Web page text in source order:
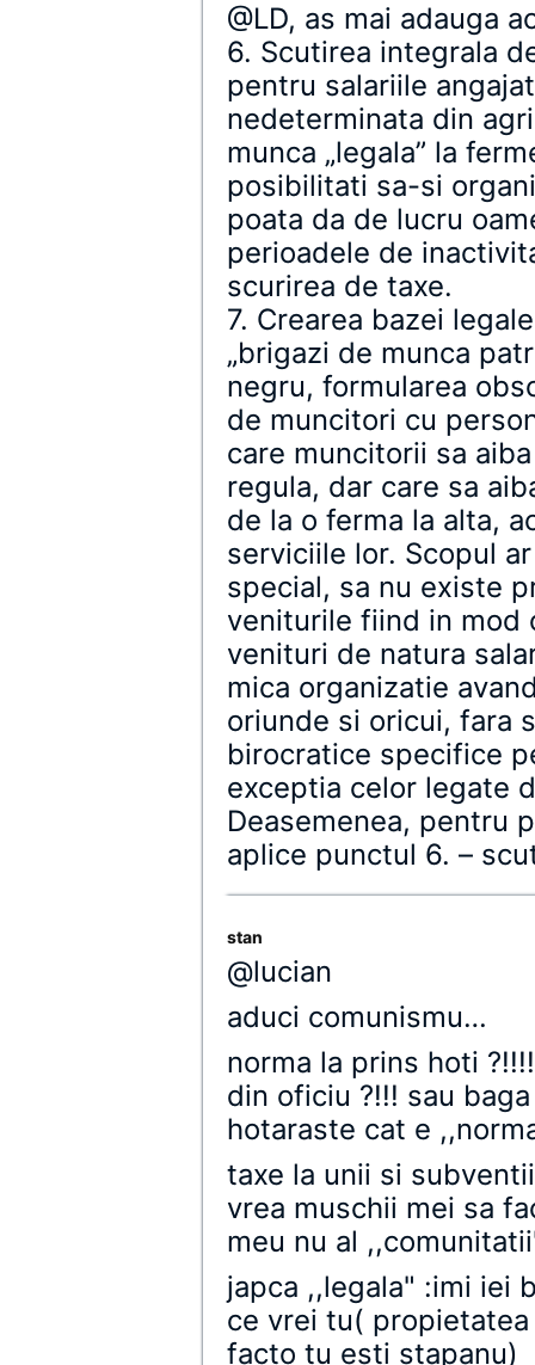
@LD, as mai adauga
6. Scutirea integrala
pentru salariile
nedeterminata din
munca „legala” la
posibilitati sa-si
poata da de lucru
perioadele de
scurirea de taxe.
7. Crearea bazei
„brigazi de munca
negru, formularea
de muncitori cu
care muncitorii sa
regula, dar care sa
de la o ferma la alta,
serviciile lor. Scopul
special, sa nu existe
veniturile fiind in
venituri de natura
mica organizatie
oriunde si oricui, fara
birocratice specifice
exceptia celor legate
Deasemenea, pentru
aplice punctul 6. –
stan
@lucian
aduci comunismu…
norma la prins hoti
din oficiu ?!!! sau
hotaraste cat e
taxe la unii si
vrea muschii mei sa
meu nu al
japca ,,legala" :imi iei
ce vrei tu(
facto tu esti stapanu)